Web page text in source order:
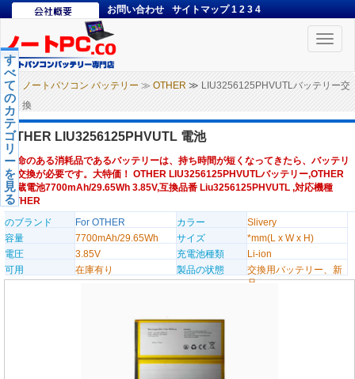
お問い合わせ サイトマップ 1 2 3 4
Toggle
ノートパソコン バッテリー ≫ OTHER ≫ LIU3256125PHVUTLバッテリー交
換
す
べ
て
の
カ
テ
ゴ
リ
ー
を
見
る
OTHER LIU3256125PHVUTL 電池
寿命のある消耗品であるバッテリーは、持ち時間が短くなってきたら、バッテリ
ー交換が必要です。大特価！ OTHER LIU3256125PHVUTLバッテリー,OTHER
内蔵電池7700mAh/29.65Wh 3.85V,互換品番 Liu3256125PHVUTL ,対応機種
OTHER
のブランド
For OTHER カラー
Slivery
容量
7700mAh/29.65Wh サイズ
*mm(L x W x H)
電圧
3.85V 充電池種類
Li-ion
可用
在庫有り 製品の状態
交換用バッテリー、新
品